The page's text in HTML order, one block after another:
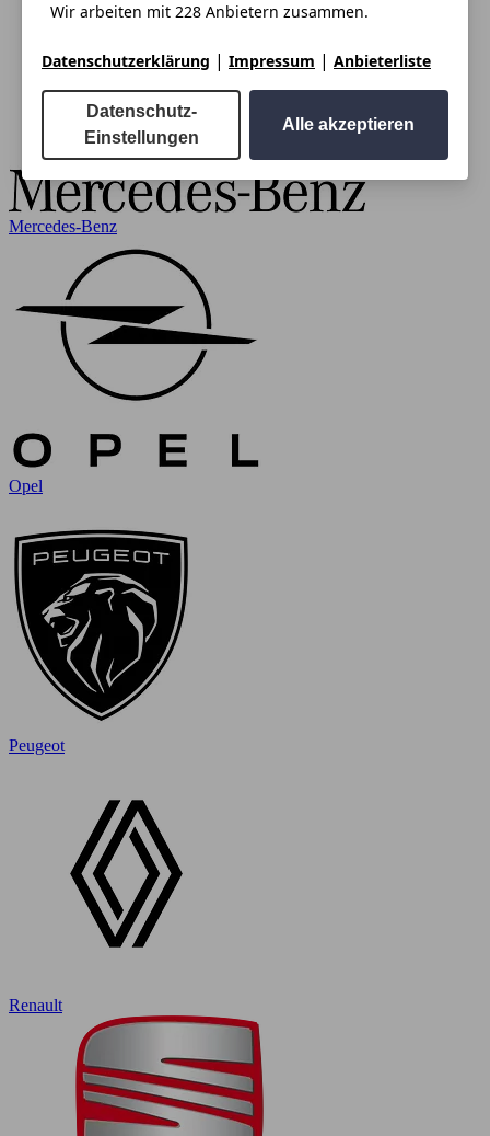
Mercedes-Benz
Opel
Peugeot
Renault
Wir arbeiten mit 228 Anbietern zusammen.
Datenschutzerklärung | Impressum | Anbieterliste
Datenschutz-
Einstellungen
Alle akzeptieren